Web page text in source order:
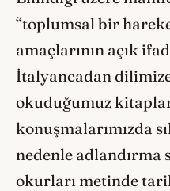
“toplumsal bir
amaçlarının açık
İtalyancadan
okuduğumuz
konuşmalarımızda
nedenle adlandırma
okurları metinde